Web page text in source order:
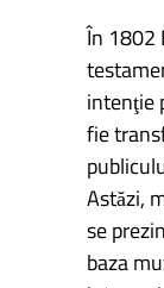
În 1802
intenţie
fie
Astăzi,
se
baza